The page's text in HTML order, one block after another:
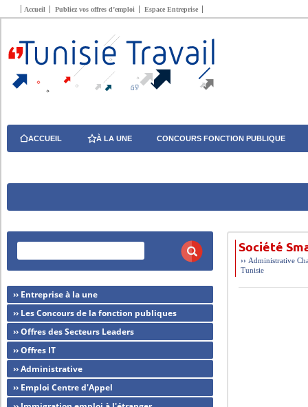
Accueil Publiez vos offres d’emploi Espace Entreprise
ACCUEIL À LA UNE CONCOURS FONCTION PUBLIQUE
Société
›› Administrative
Tunisie
›› Entreprise à la une
›› Les Concours de la fonction publiques
›› Offres des Secteurs Leaders
›› Offres IT
›› Administrative
›› Emploi Centre d'Appel